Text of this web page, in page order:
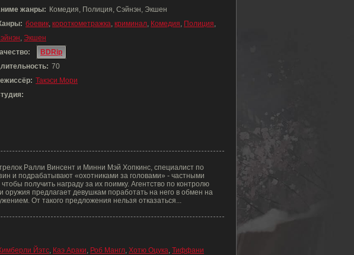
жанры: Комедия, Полиция, Сэйнэн, Экшен
боевик, короткометражка, криминал, Комедия, Полиция,
, Экшен
BDRip
70
Такэси Мори
Ралли Винсент и Минни Мэй Хопкинс, специалист по
и подрабатывают «охотниками за головами» - частными
получить награду за их поимку. Агентство по контролю
оружия предлагает девушкам поработать на него в обмен на
От такого предложения нельзя отказаться...
Йэтс, Каэ Араки, Роб Мангл, Хотю Оцука, Тиффани